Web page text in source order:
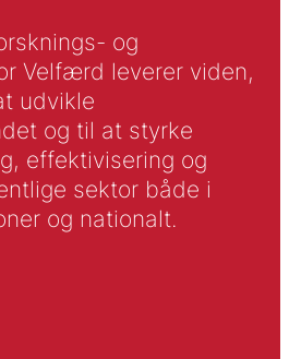
og
Velfærd leverer viden,
udvikle
og til at styrke
effektivisering og
sektor både i
og nationalt.